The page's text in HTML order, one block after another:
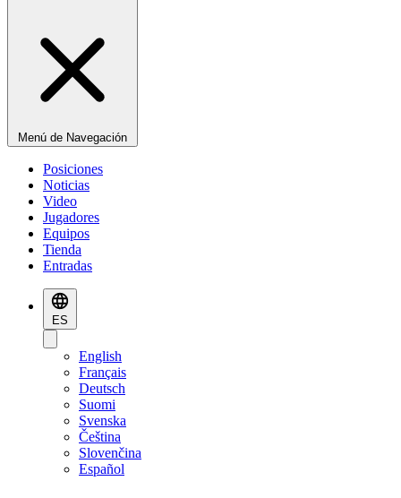
Menú de Navegación
Posiciones
Noticias
Video
Jugadores
Equipos
Tienda
Entradas
ES
English
Français
Deutsch
Suomi
Svenska
Čeština
Slovenčina
Español